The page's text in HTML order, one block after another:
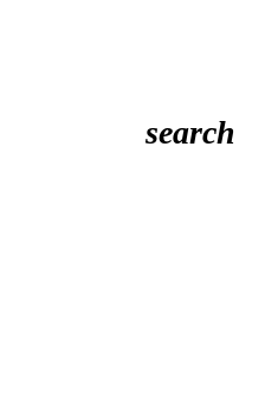
search